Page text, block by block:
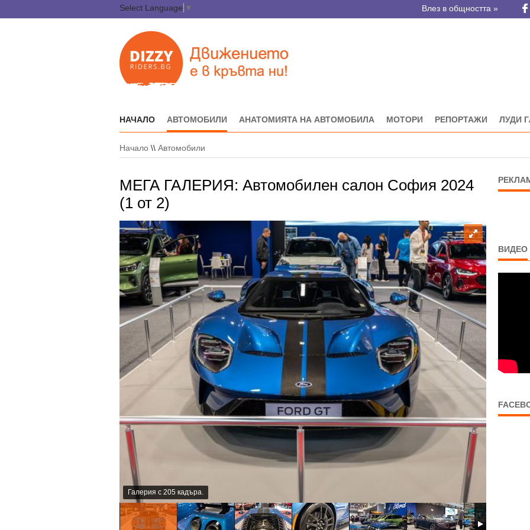
Select Language ▼ Влез в общността »
НАЧАЛО АВТОМОБИЛИ АНАТОМИЯТА НА АВТОМОБИЛА МОТОРИ РЕПОРТАЖИ ЛУДИ
Начало \\ Автомобили
МЕГА ГАЛЕРИЯ: Автомобилен салон София 2024
(1 от 2)
Галерия с 205 кадъра.
ВИДЕО